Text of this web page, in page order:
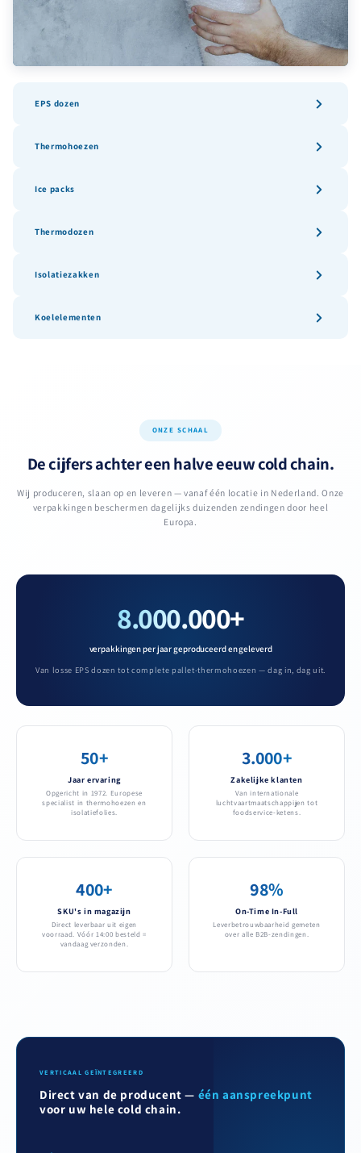
EPS dozen
Thermohoezen
Ice packs
Thermodozen
Isolatiezakken
Koelelementen
ONZE SCHAAL
De cijfers achter een halve eeuw cold chain.
Wij produceren, slaan op en leveren — vanaf één locatie in Nederland. Onze
verpakkingen beschermen dagelijks duizenden zendingen door heel
Europa.
8.000.000+
verpakkingen per jaar geproduceerd en geleverd
Van losse EPS dozen tot complete pallet-thermohoezen — dag in, dag uit.
50+
Jaar ervaring
Opgericht in 1972. Europese
specialist in thermohoezen en
isolatiefolies.
3.000+
Zakelijke klanten
Van internationale
luchtvaartmaatschappijen tot
foodservice-ketens.
400+
SKU's in magazijn
Direct leverbaar uit eigen
voorraad. Vóór 14:00 besteld =
vandaag verzonden.
98%
On-Time In-Full
Leverbetrouwbaarheid gemeten
over alle B2B-zendingen.
VERTICAAL GEÏNTEGREERD
Direct van de producent — één aanspreekpunt
voor uw hele cold chain.